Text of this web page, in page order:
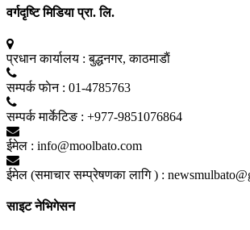
वर्गदृष्टि मिडिया प्रा. लि.
प्रधान कार्यालय : बुद्धनगर, काठमाडाैं
सम्पर्क फाेन : 01-4785763
सम्पर्क मार्केटिङ : +977-9851076864
ईमेल : info@moolbato.com
ईमेल (समाचार सम्प्रेषणका लागि ) :
साइट नेभिगेसन